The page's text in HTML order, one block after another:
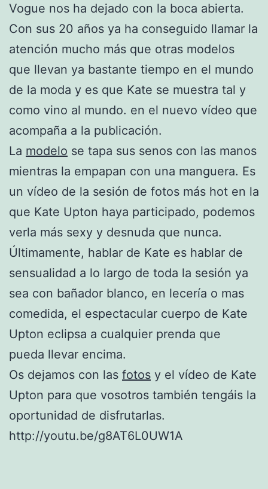
Vogue nos ha dejado con la boca abierta.
Con sus 20 años ya ha conseguido llamar la
atención mucho más que otras modelos
que llevan ya bastante tiempo en el mundo
de la moda y es que Kate se muestra tal y
como vino al mundo. en el nuevo vídeo que
acompaña a la publicación.
La modelo se tapa sus senos con las manos
mientras la empapan con una manguera. Es
un vídeo de la sesión de fotos más hot en la
que Kate Upton haya participado, podemos
verla más sexy y desnuda que nunca.
Últimamente, hablar de Kate es hablar de
sensualidad a lo largo de toda la sesión ya
sea con bañador blanco, en lecería o mas
comedida, el espectacular cuerpo de Kate
Upton eclipsa a cualquier prenda que
pueda llevar encima.
Os dejamos con las fotos y el vídeo de Kate
Upton para que vosotros también tengáis la
oportunidad de disfrutarlas.
http://youtu.be/g8AT6L0UW1A